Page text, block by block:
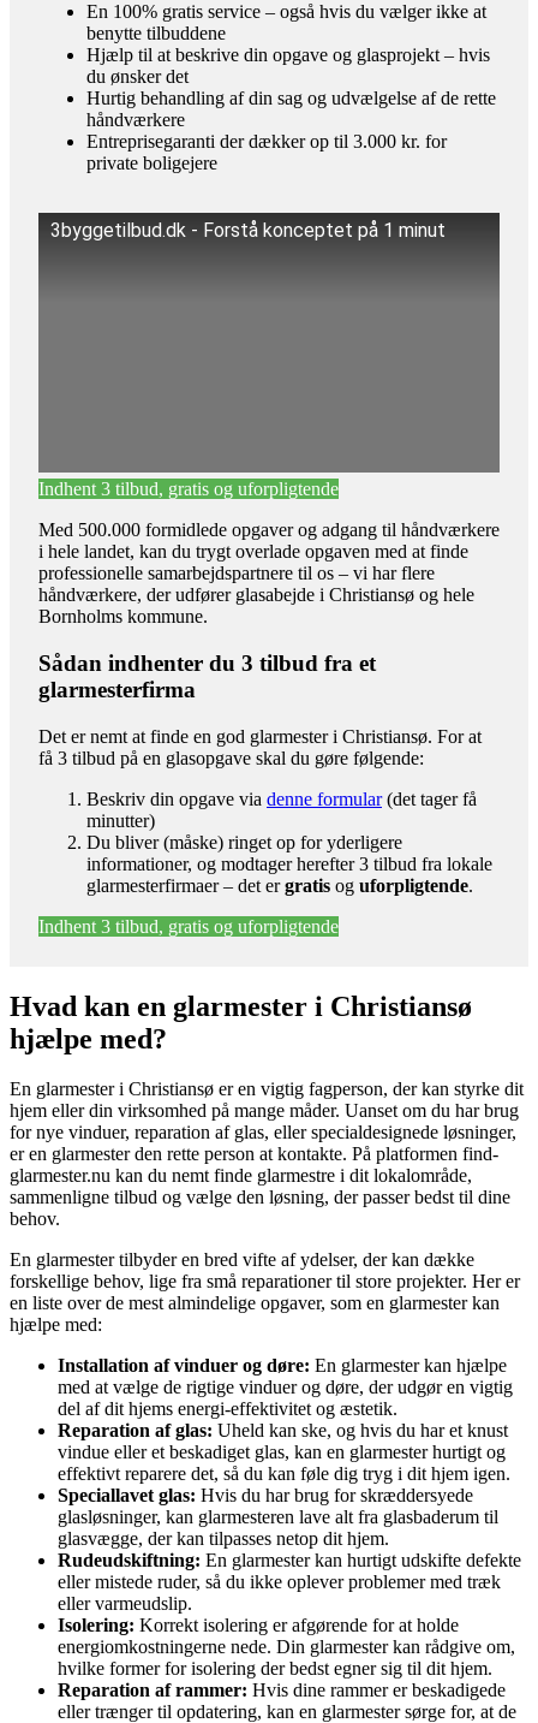
En 100% gratis service – også hvis du vælger ikke at
benytte tilbuddene
Hjælp til at beskrive din opgave og glasprojekt – hvis
du ønsker det
Hurtig behandling af din sag og udvælgelse af de rette
håndværkere
Entreprisegaranti der dækker op til 3.000 kr. for
private boligejere
3byggetilbud.dk - Forstå konceptet på 1 minut
Indhent 3 tilbud, gratis og uforpligtende
Med 500.000 formidlede opgaver og adgang til håndværkere
i hele landet, kan du trygt overlade opgaven med at finde
professionelle samarbejdspartnere til os – vi har flere
håndværkere, der udfører glasabejde i Christiansø og hele
Bornholms kommune.
Sådan indhenter du 3 tilbud fra et
glarmesterfirma
Det er nemt at finde en god glarmester i Christiansø. For at
få 3 tilbud på en glasopgave skal du gøre følgende:
Beskriv din opgave via denne formular(det tager få
minutter)
Du bliver (måske) ringet op for yderligere
informationer, og modtager herefter 3 tilbud fra lokale
glarmesterfirmaer – det ergratis og uforpligtende.
Indhent 3 tilbud, gratis og uforpligtende
Hvad kan en glarmester i Christiansø
hjælpe med?
En glarmester i Christiansø er en vigtig fagperson, der kan styrke dit
hjem eller din virksomhed på mange måder. Uanset om du har brug
for nye vinduer, reparation af glas, eller specialdesignede løsninger,
er en glarmester den rette person at kontakte. På platformen find-
glarmester.nu kan du nemt finde glarmestre i dit lokalområde,
sammenligne tilbud og vælge den løsning, der passer bedst til dine
behov.
En glarmester tilbyder en bred vifte af ydelser, der kan dække
forskellige behov, lige fra små reparationer til store projekter. Her er
en liste over de mest almindelige opgaver, som en glarmester kan
hjælpe med:
Installation af vinduer og døre: En glarmester kan hjælpe
med at vælge de rigtige vinduer og døre, der udgør en vigtig
del af dit hjems energi-effektivitet og æstetik.
Reparation af glas: Uheld kan ske, og hvis du har et knust
vindue eller et beskadiget glas, kan en glarmester hurtigt og
effektivt reparere det, så du kan føle dig tryg i dit hjem igen.
Speciallavet glas: Hvis du har brug for skræddersyede
glasløsninger, kan glarmesteren lave alt fra glasbaderum til
glasvægge, der kan tilpasses netop dit hjem.
Rudeudskiftning: En glarmester kan hurtigt udskifte defekte
eller mistede ruder, så du ikke oplever problemer med træk
eller varmeudslip.
Isolering: Korrekt isolering er afgørende for at holde
energiomkostningerne nede. Din glarmester kan rådgive om,
hvilke former for isolering der bedst egner sig til dit hjem.
Reparation af rammer: Hvis dine rammer er beskadigede
eller trænger til opdatering, kan en glarmester sørge for, at de